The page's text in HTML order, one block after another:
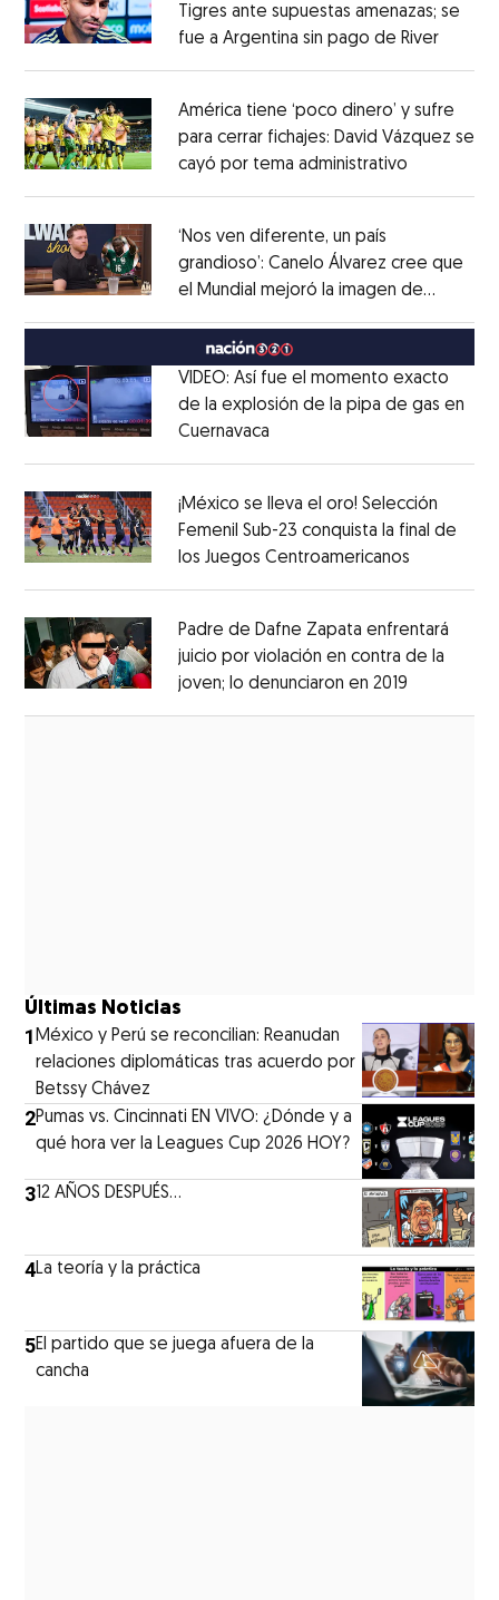
Tigres ante supuestas amenazas; se
fue a Argentina sin pago de RiverOpens
América tiene ‘poco dinero’ y sufre
para cerrar fichajes: David Vázquez se
cayó por tema administrativo
‘Nos ven diferente, un país
grandioso’: Canelo Álvarez cree que
el Mundial mejoró la imagen de
MéxicoOpens in new window
VIDEO: Así fue el momento exacto
de la explosión de la pipa de gas en
Cuernavaca
¡México se lleva el oro! Selección
Femenil Sub-23 conquista la final de
los Juegos Centroamericanos
Padre de Dafne Zapata enfrentará
juicio por violación en contra de la
joven; lo denunciaron en 2019
Últimas Noticias
1México y Perú se reconcilian: Reanudan
relaciones diplomáticas tras acuerdo por
Betssy Chávez
2Pumas vs. Cincinnati EN VIVO: ¿Dónde y a
qué hora ver la Leagues Cup 2026 HOY?
312 AÑOS DESPUÉS...
4La teoría y la práctica
5El partido que se juega afuera de la
cancha